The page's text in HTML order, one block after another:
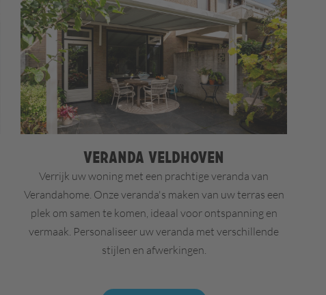
Veranda Veldhoven
Verrijk uw woning met een prachtige veranda van
Verandahome. Onze veranda's maken van uw terras een
plek om samen te komen, ideaal voor ontspanning en
vermaak. Personaliseer uw veranda met verschillende
stijlen en afwerkingen.